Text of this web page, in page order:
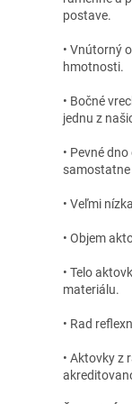
postave.
• Vnútorný
hmotnosti.
• Bočné
jednu z
• Pevné
• Veľmi
• Objem
• Telo
materiálu.
• Rad
• Aktovky z